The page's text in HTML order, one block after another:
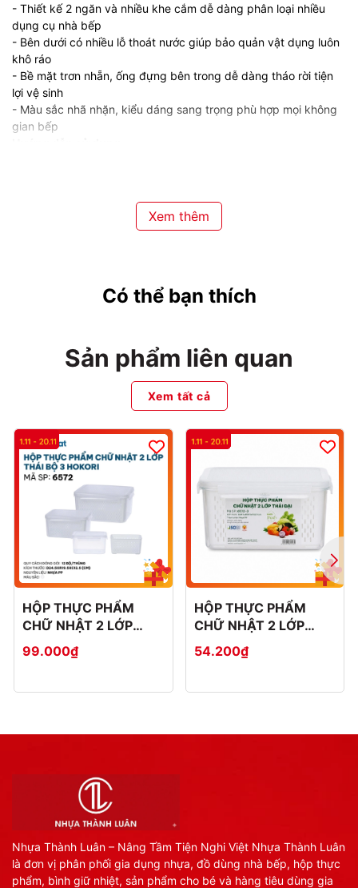
- Thiết kế 2 ngăn và nhiều khe cắm dễ dàng phân loại nhiều
dụng cụ nhà bếp
- Bên dưới có nhiều lỗ thoát nước giúp bảo quản vật dụng luôn
khô ráo
- Bề mặt trơn nhẵn, ống đựng bên trong dễ dàng tháo rời tiện
lợi vệ sinh
- Màu sắc nhã nhặn, kiểu dáng sang trọng phù hợp mọi không
gian bếp
- Tránh tiếp xúc với nhiệt độ cao hoặc ánh sáng mặt trời trực
Xem thêm
Có thể bạn thích
Sản phẩm liên quan
Xem tất cả
HỘP THỰC PHẨM
CHỮ NHẬT 2 LỚP
THÁI BỘ 3 HOKORI
6572
99.000₫
HỘP THỰC PHẨM
CHỮ NHẬT 2 LỚP
THÁI ĐẠI HOKORI
6572-3
54.200₫
Nhựa Thành Luân – Nâng Tầm Tiện Nghi Việt Nhựa Thành Luân
là đơn vị phân phối gia dụng nhựa, đồ dùng nhà bếp, hộp thực
phẩm, bình giữ nhiệt, sản phẩm cho bé và hàng tiêu dùng gia